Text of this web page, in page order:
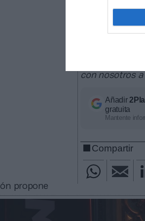
La
deportivos, de
competición,
con nosotros
Añadir
gratuita
Mantente
Compartir
propone